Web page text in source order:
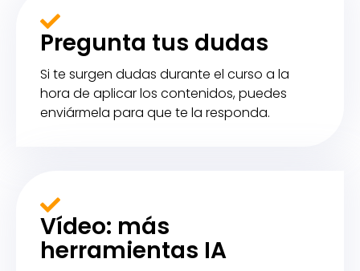
Pregunta tus dudas
Si te surgen dudas durante el curso a la
hora de aplicar los contenidos, puedes
enviármela para que te la responda.
Vídeo: más
herramientas IA